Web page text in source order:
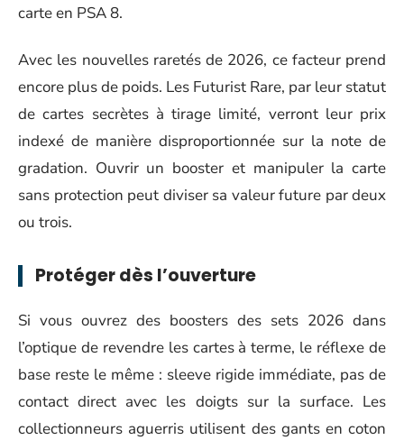
carte en PSA 8.
Avec les nouvelles raretés de 2026, ce facteur prend
encore plus de poids. Les Futurist Rare, par leur statut
de cartes secrètes à tirage limité, verront leur prix
indexé de manière disproportionnée sur la note de
gradation. Ouvrir un booster et manipuler la carte
sans protection peut diviser sa valeur future par deux
ou trois.
Protéger dès l’ouverture
Si vous ouvrez des boosters des sets 2026 dans
l’optique de revendre les cartes à terme, le réflexe de
base reste le même : sleeve rigide immédiate, pas de
contact direct avec les doigts sur la surface. Les
collectionneurs aguerris utilisent des gants en coton